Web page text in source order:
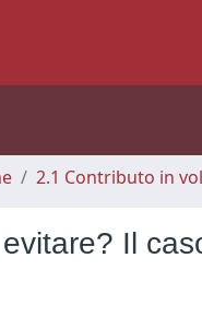
2.1 Contributo in
Il